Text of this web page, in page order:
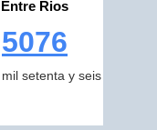
Entre Rios
5076
setenta y seis